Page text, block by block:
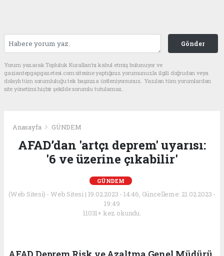
Gönder
Yorum yazarak Topluluk Kuralları’nı kabul etmiş bulunuyor ve
gaziantepgapgazetesi.com sitesine yaptığınız yorumunuzla ilgili doğrudan veya
dolaylı tüm sorumluluğu tek başınıza üstleniyorsunuz. Yazılan tüm yorumlardan
site yönetimi hiçbir şekilde sorumlu tutulamaz.
Anasayfa GÜNDEM
AFAD’dan 'artçı deprem' uyarısı:
'6 ve üzerine çıkabilir'
GÜNDEM
(Web Sitesi) - Web Sitesi | 19.02.2023 - 14:46, Güncelleme: 21.02.2023 -
19:49
11031+ kez okundu.